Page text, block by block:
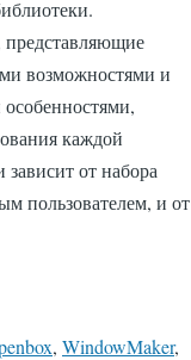
представляющие
возможностями и
каждой
от набора
пользователем, и от
, WindowMaker,